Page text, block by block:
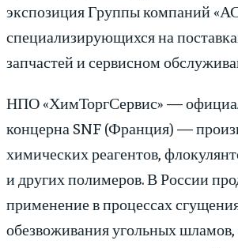
экспозиция Группы компаний
специализирующихся на
запчастей и сервисном
НПО «ХимТоргСервис» —
концерна SNF (Франция) —
химических реагентов,
и других полимеров. В России
применение в процессах
обезвоживания угольных шламов,